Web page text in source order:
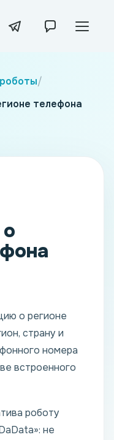
/
телефона
о регионе
страну и
номера
встроенного
роботу
не